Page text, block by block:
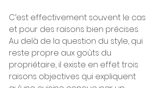
C’est effectivement souvent le cas
et pour des raisons bien précises.
Au delà de la question du style, qui
reste propre aux goûts du
propriétaire, il existe en effet trois
raisons objectives qui expliquent